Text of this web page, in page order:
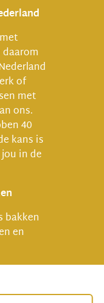
of
met
ons.
40
kans is
in de
bakken
en